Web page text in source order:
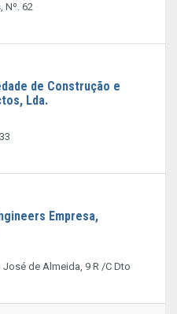
Nº. 62
de Construção e
Lda.
Empresa,
de Almeida, 9 R /C Dto